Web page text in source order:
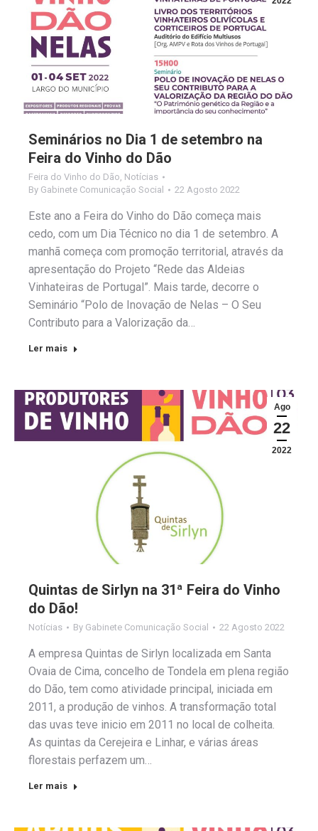
Seminários no Dia 1 de setembro na
Feira do Vinho do Dão
Feira do Vinho do Dão, Notícias
By Gabinete Comunicação Social 22 Agosto 2022
Este ano a Feira do Vinho do Dão começa mais
cedo, com um Dia Técnico no dia 1 de setembro. A
manhã começa com promoção territorial, através da
apresentação do Projeto “Rede das Aldeias
Vinhateiras de Portugal”. Mais tarde, decorre o
Seminário “Polo de Inovação de Nelas – O Seu
Contributo para a Valorização da…
Ler mais
Ago
22
2022
Quintas de Sirlyn na 31ª Feira do Vinho
do Dão!
Notícias By Gabinete Comunicação Social 22 Agosto 2022
A empresa Quintas de Sirlyn localizada em Santa
Ovaia de Cima, concelho de Tondela em plena região
do Dão, tem como atividade principal, iniciada em
2011, a produção de vinhos. A transformação total
das uvas teve inicio em 2011 no local de colheita.
As quintas da Cerejeira e Linhar, e várias áreas
florestais perfazem um…
Ler mais